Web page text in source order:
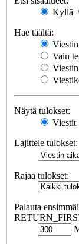
Kyllä
Hae täältä:
Vain
Näytä tulokset:
Viestit
Lajittele tulokset:
Rajaa tulokset:
Palauta